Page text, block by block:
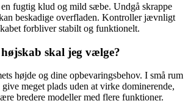
fugtig klud og mild sæbe. Undgå skrappe
beskadige overfladen. Kontroller jævnligt
forbliver stabilt og funktionelt.
skal jeg vælge?
højde og dine opbevaringsbehov. I små rum
meget plads uden at virke dominerende,
bredere modeller med flere funktioner.